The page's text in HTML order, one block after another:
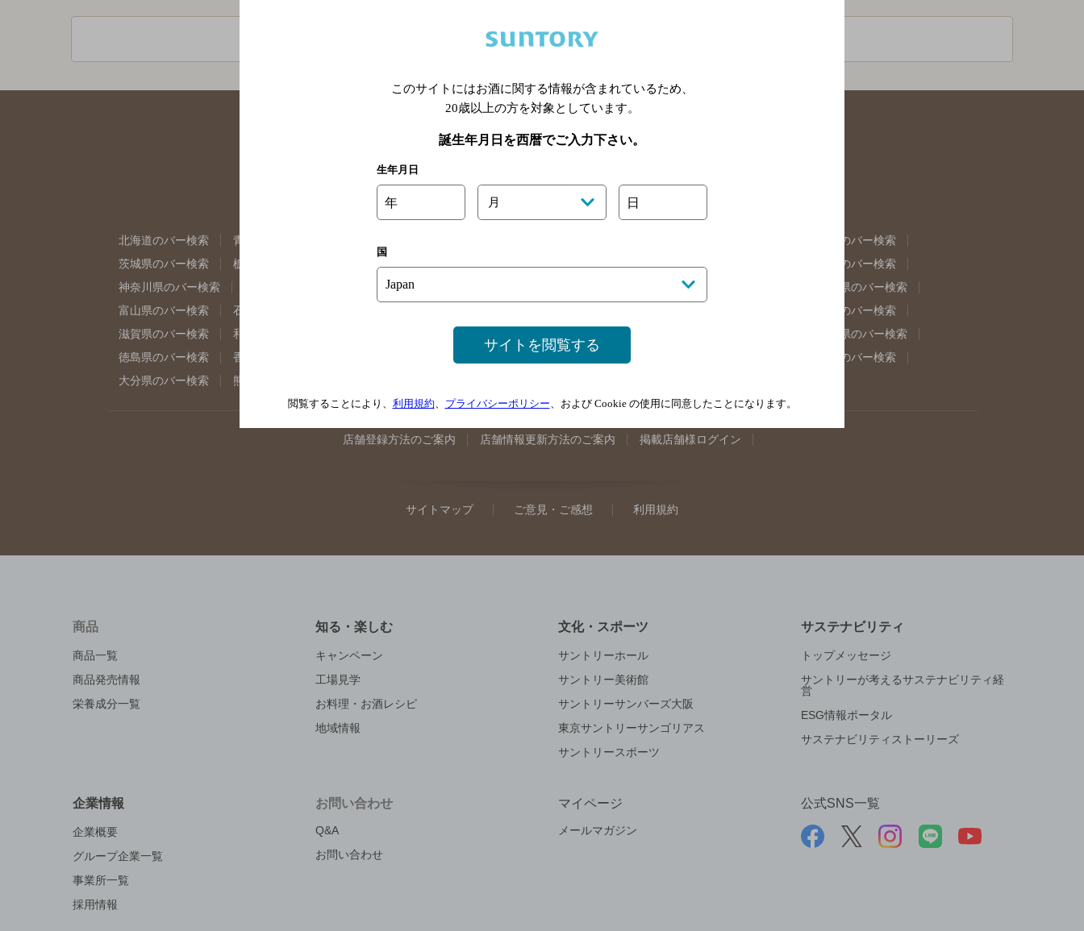
関連ページ
北海道のバー検索 青森県のバー検索
福島県のバー検索
茨城県のバー検索
栃木県のバー検索
東京都のバー検索
神奈川県のバー検索
埼玉県のバー検索
岐阜県のバー検索
富山県のバー検索
石川県のバー検索
奈良県のバー検索
滋賀県のバー検索
和歌山県のバー検索 山口県のバー検索
島根県のバー検索
徳島県のバー検索
香川県のバー検索
佐賀県のバー検索
大分県のバー検索
熊本県のバー検索
店舗登録方法のご案内 店舗情報更新方法のご案内 掲載店舗様ログイン
サイトマップ ご意見・ご感想 利用規約
商品
商品一覧
商品発売情報
栄養成分一覧
知る・楽しむ
キャンペーン
工場見学
お料理・お酒レシピ
地域情報
文化・スポーツ
サントリーホール
サントリー美術館
サントリーサンバーズ大阪
東京サントリーサンゴリアス
サントリースポーツ
サステナビリティ
トップメッセージ
サントリーが考えるサステナビリティ経
営
ESG情報ポータル
サステナビリティストーリーズ
企業情報
企業概要
グループ企業一覧
事業所一覧
採用情報
お問い合わせ
Q&A
お問い合わせ
マイページ
メールマガジン
公式SNS一覧
このサイトにはお酒に関する情報が含まれているため、
20歳以上の方を対象としています。
誕生年月日を西暦でご入力下さい。
生年月日
年 月 日
国
サイトを閲覧する
閲覧することにより、 利用規約、 プライバシーポリシー、および Cookie の使用に同意したことになります。